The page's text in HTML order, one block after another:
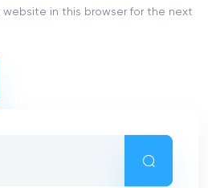
website in this browser for the next